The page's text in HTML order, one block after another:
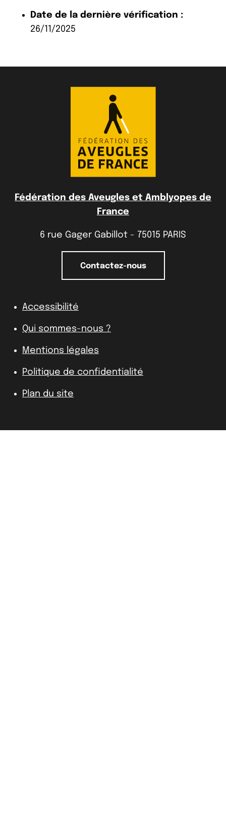
Date de la dernière vérification :
26/11/2025
Fédération des Aveugles et Amblyopes de
France
6 rue Gager Gabillot - 75015 PARIS
Contactez-nous
Accessibilité
Qui sommes-nous ?
Mentions légales
Politique de confidentialité
Plan du site